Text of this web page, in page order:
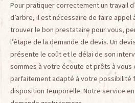
Pour pratiquer correctement un travail
d’arbre, il est nécessaire de faire appel
trouver le bon prestataire pour vous,
l’étape de la demande de devis. Un
présente le coût et le délai de son
sommes à votre écoute et prêts à vous
parfaitement adapté à votre possibilité
disposition temporelle. Notre service